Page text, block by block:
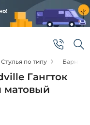
Стулья по типу Барные
Гангток
матовый